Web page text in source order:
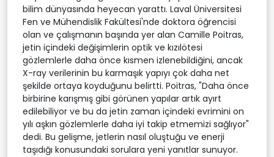
bilim dünyasında heyecan yarattı. Laval Üniversitesi
Fen ve Mühendislik Fakültesi'nde doktora öğrencisi
olan ve çalışmanın başında yer alan Camille Poitras,
jetin içindeki değişimlerin optik ve kızılötesi
gözlemlerle daha önce kısmen izlenebildiğini, ancak
X-ray verilerinin bu karmaşık yapıyı çok daha net
şekilde ortaya koyduğunu belirtti. Poitras, "Daha önce
birbirine karışmış gibi görünen yapılar artık ayırt
edilebiliyor ve bu da jetin zaman içindeki evrimini on
yılı aşkın gözlemlerle daha iyi takip etmemizi sağlıyor"
dedi. Bu gelişme, jetlerin nasıl oluştuğu ve enerji
taşıdığı konusundaki sorulara yeni yanıtlar sunuyor.